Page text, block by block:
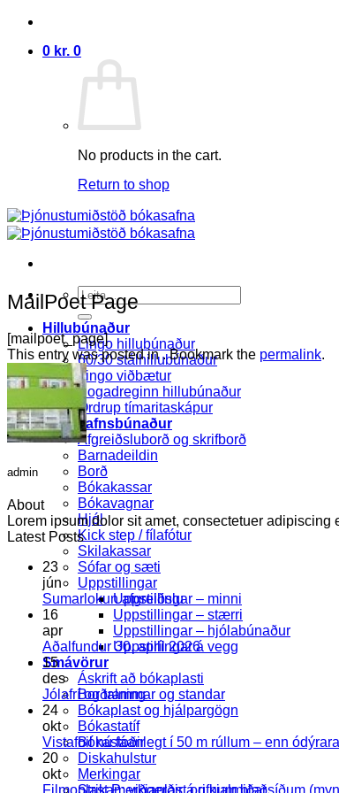
Skip
content
0 kr. 0
No products in the cart.
Return to shop
Search
for:
Hillubúnaður
Lingo hillubúnaður
60/30 stálhillubúnaður
Lingo viðbætur
Bogadreginn hillubúnaður
Ordrup tímaritaskápur
Bókasafnsbúnaður
Afgreiðsluborð og skrifborð
Barnadeildin
Borð
Bókakassar
Bókavagnar
Hjól
Kick step / fílafótur
Skilakassar
Sófar og sæti
Uppstillingar
Uppstillingar – minni
Uppstillingar – stærri
Uppstillingar – hjólabúnaður
Uppstillingar á vegg
Smávörur
Áskrift að bókaplasti
Borðrammar og standar
Bókaplast og hjálpargögn
Bókastatíf
Bókastoðir
Diskahulstur
Merkingar
Strikamerkjaplast og kjalmiðar
MailPoet Page
[mailpoet_page]
This entry was posted in . Bookmark the permalink.
admin
About
Lorem ipsum dolor sit amet, consectetuer
Latest Posts
23
jún
Sumarlokun afgreiðsluEngar
athugasemdir
við
Sumarlokun
16
apr
Aðalfundur 30. apríl 2026Engar
við
Aðalfundur
30.
2026
15
des
Jólafrí og talningEngar
athugasemdir
Jólafrí
og
24
okt
Vistafoil nú fáanlegt í 50 m rúllum – enn
20
okt
Filmoplast P: viðgerðir á rifnum blaðsíðum